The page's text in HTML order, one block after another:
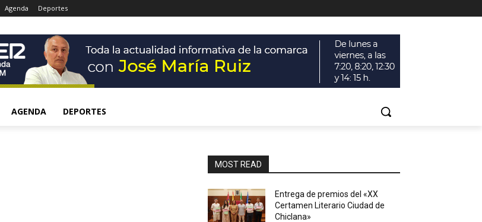
Agenda Deportes
AGENDA DEPORTES
MOST READ
Entrega de premios del «XX
Certamen Literario Ciudad de
Chiclana»